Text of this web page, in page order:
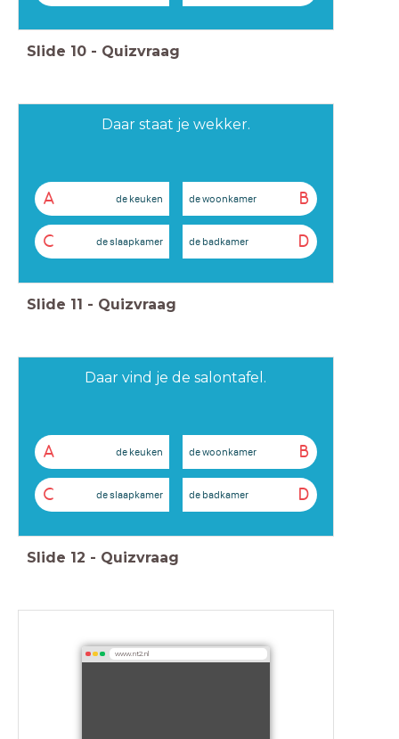
Slide 10 - Quizvraag
Daar staat je wekker.
A de keuken B
de woonkamer
C de slaapkamer D
de badkamer
Slide 11 - Quizvraag
Daar vind je de salontafel.
A de keuken B
de woonkamer
C de slaapkamer D
de badkamer
Slide 12 - Quizvraag
www.nt2.nl